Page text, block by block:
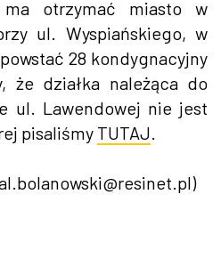
ma otrzymać miasto w
ul. Wyspiańskiego, w
28 kondygnacyjny
że działka należąca do
ul. Lawendowej nie jest
pisaliśmy TUTAJ.